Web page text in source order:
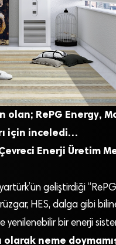
olan; RePG Energy,
için inceledi…
Enerji Üretim
geliştirdiği
HES, dalga gibi
yenilenebilir bir enerji
neme